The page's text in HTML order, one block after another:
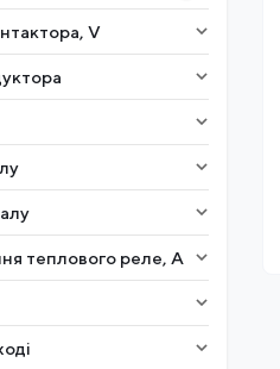
V
теплового реле, А